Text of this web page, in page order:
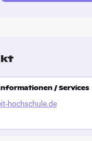
/ Services
hochschule.de